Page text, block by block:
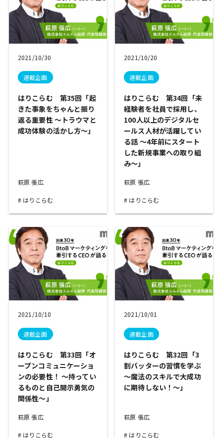
2021/10/30
連載企画
はりこらむ 第35回「起
きた事象をちゃんと振り
返る重要性 ～トラウマと
成功体験の活かし方～」
萩原 張広
はりこらむ
2021/10/20
連載企画
はりこらむ 第34回「未
経験者を社員で採用し、
100人以上のデジタルセ
ールス人材が活躍してい
る話 ～4年前にスタート
した新規事業への取り組
み～」
萩原 張広
はりこらむ
2021/10/10
連載企画
はりこらむ 第33回「オ
ープンコミュニケーショ
ンの必要性！ ～持ってい
るものと自己開示勇気の
関係性～」
萩原 張広
はりこらむ
2021/10/01
連載企画
はりこらむ 第32回「3
割バッターの習慣を学ぶ
～魔法のスキルで大成功
に期待しない！～」
萩原 張広
はりこらむ